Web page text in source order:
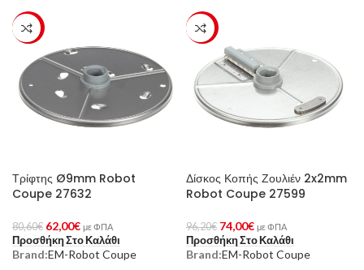
-23%
Τρίφτης Ø9mm Robot
Coupe 27632
80,60€ 62,00€ με ΦΠΑ
Προσθήκη Στο Καλάθι
Brand:EM-Robot Coupe
-23%
Δίσκος Κοπής Ζουλιέν 2x2mm
Robot Coupe 27599
96,20€ 74,00€ με ΦΠΑ
Προσθήκη Στο Καλάθι
Brand:EM-Robot Coupe